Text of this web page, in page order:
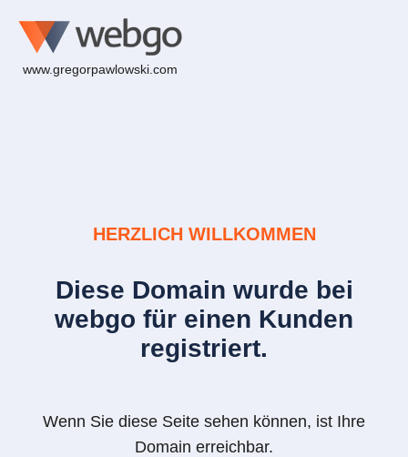
www.gregorpawlowski.com
HERZLICH WILLKOMMEN
Diese Domain wurde bei
webgo für einen Kunden
registriert.
Wenn Sie diese Seite sehen können, ist Ihre
Domain erreichbar.